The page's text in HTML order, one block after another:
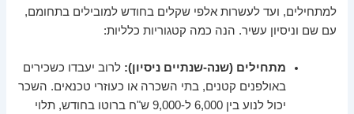
למתחילים, ועד לעשרות אלפי שקלים בחודש למובילים בתחומם,
עם שם וניסיון עשיר. הנה כמה קטגוריות כלליות:
מתחילים (שנה-שנתיים ניסיון): לרוב יעבדו כשכירים
באולפנים קטנים, בתי השכרה או כעוזרי טכנאים. השכר
יכול לנוע בין 6,000 ל-9,000 ש"ח ברוטו בחודש, תלוי